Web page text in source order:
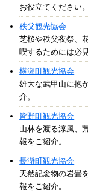
お役立てください。
秩父観光協会
芝桜や秩父夜祭、
喫するためには必
横瀬町観光協会
雄大な武甲山に抱
介。
皆野町観光協会
山林を渡る涼風、
報をご紹介。
長瀞町観光協会
天然記念物の岩畳
報をご紹介。